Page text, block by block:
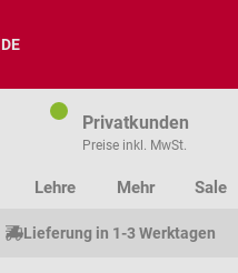
DE
Privatkunden
Preise inkl. MwSt.
Lehre Mehr Sale
Lieferung in 1-3 Werktagen